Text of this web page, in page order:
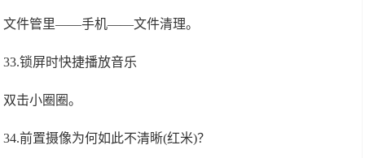
文件管里——手机——文件清理。
33.锁屏时快捷播放音乐
双击小圈圈。
34.前置摄像为何如此不清晰(红米)？